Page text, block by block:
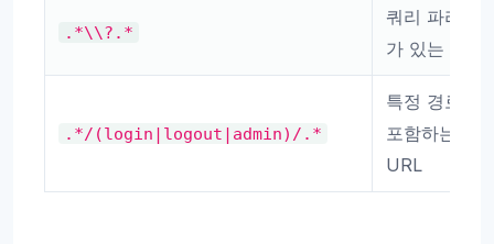
.*\\?.*
쿼리 파라미
가 있는 URL
.*/(login|logout|admin)/.*
특정 경로를
포함하는
URL